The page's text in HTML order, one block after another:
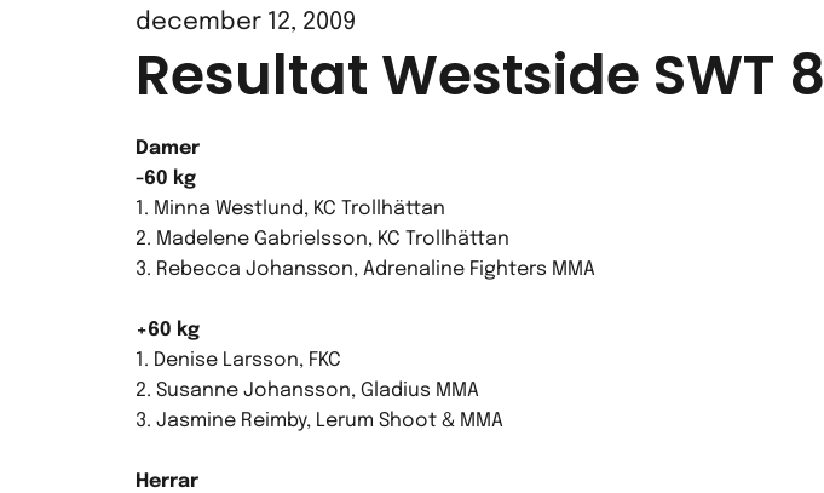
december 12, 2009
Resultat Westside SWT 8
Damer
-60 kg
1. Minna Westlund, KC Trollhättan
2. Madelene Gabrielsson, KC Trollhättan
3. Rebecca Johansson, Adrenaline Fighters MMA
+60 kg
1. Denise Larsson, FKC
2. Susanne Johansson, Gladius MMA
3. Jasmine Reimby, Lerum Shoot & MMA
Herrar